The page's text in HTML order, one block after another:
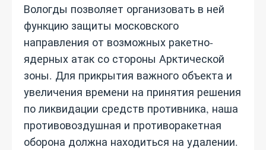
Вологды позволяет организовать в ней
функцию защиты московского
направления от возможных ракетно-
ядерных атак со стороны Арктической
зоны. Для прикрытия важного объекта и
увеличения времени на принятия решения
по ликвидации средств противника, наша
противовоздушная и противоракетная
оборона должна находиться на удалении.